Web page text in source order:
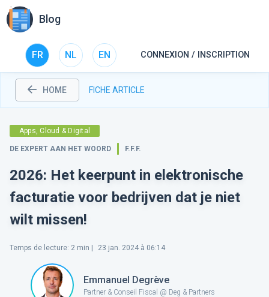
Blog
FR NL EN CONNEXION / INSCRIPTION
HOME FICHE ARTICLE
Apps, Cloud & Digital
DE EXPERT AAN HET WOORD F.F.F.
2026: Het keerpunt in elektronische
facturatie voor bedrijven dat je niet
wilt missen!
Temps de lecture: 2 min | 23 jan. 2024 à 06:14
Emmanuel Degrève
Partner & Conseil Fiscal @ Deg & Partners